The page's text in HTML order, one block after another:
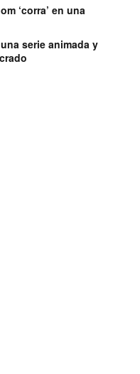
‘corra’ en una
serie animada y